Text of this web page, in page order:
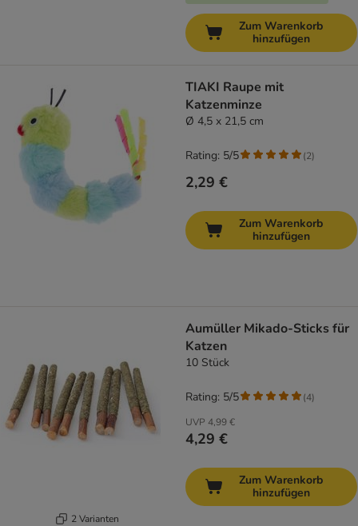
Zum Warenkorb
hinzufügen
TIAKI Raupe mit
Katzenminze
Ø 4,5 x 21,5 cm
2,29 €
Rating: 5/5 (2)
Zum Warenkorb
hinzufügen
2 Varianten
Aumüller Mikado-Sticks für
Katzen
10 Stück
UVP 4,99 €
4,29 €
Rating: 5/5 (4)
Zum Warenkorb
hinzufügen